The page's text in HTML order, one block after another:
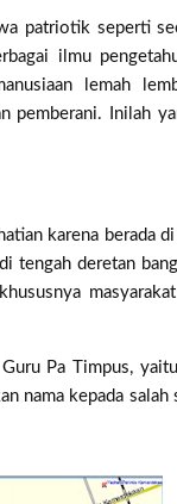
patriotik seperti
ilmu
lemah
Inilah
karena berada
tengah deretan
Pa Timpus,
nama kepada